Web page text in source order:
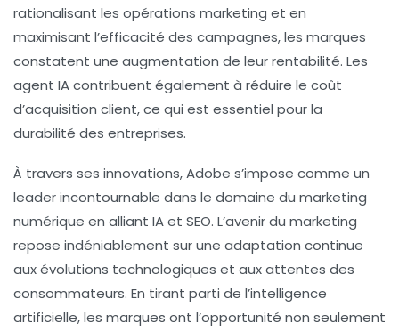
rationalisant les opérations marketing et en
maximisant l’efficacité des campagnes, les marques
constatent une augmentation de leur rentabilité. Les
agent IA contribuent également à réduire le coût
d’acquisition client, ce qui est essentiel pour la
durabilité des entreprises.
À travers ses innovations, Adobe s’impose comme un
leader incontournable dans le domaine du marketing
numérique en alliant IAet SEO. L’avenir du marketing
repose indéniablement sur une adaptation continue
aux évolutions technologiques et aux attentes des
consommateurs. En tirant parti de l’intelligence
artificielle, les marques ont l’opportunité non seulement